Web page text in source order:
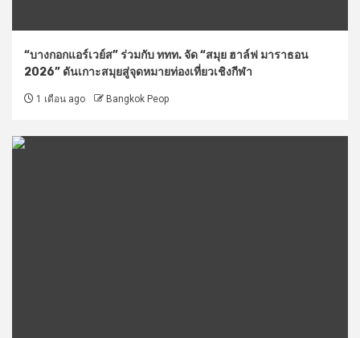
“บางกอกแอร์เวย์ส” ร่วมกับ ททท. จัด “สมุย ฮาล์ฟ มาราธอน
2026” ดันเกาะสมุยสู่จุดหมายท่องเที่ยวเชิงกีฬา
1 เดือน ago Bangkok Peop